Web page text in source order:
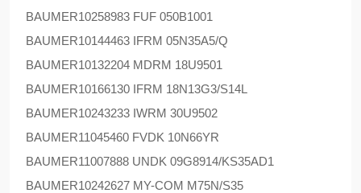
BAUMER10258983 FUF 050B1001
BAUMER10144463 IFRM 05N35A5/Q
BAUMER10132204 MDRM 18U9501
BAUMER10166130 IFRM 18N13G3/S14L
BAUMER10243233 IWRM 30U9502
BAUMER11045460 FVDK 10N66YR
BAUMER11007888 UNDK 09G8914/KS35AD1
BAUMER10242627 MY-COM M75N/S35